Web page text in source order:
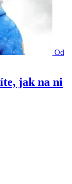
Od
jak na ni